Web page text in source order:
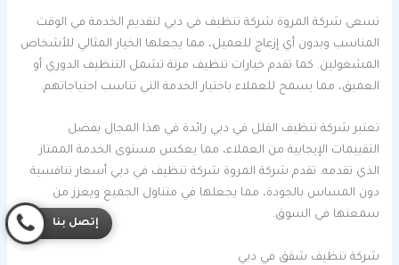
تسعى شركة المروة شركة تنظيف في دبي لتقديم الخدمة في الوقت
المناسب وبدون أي إزعاج للعميل، مما يجعلها الخيار المثالي للأشخاص
المشغولين. كما تقدم خيارات تنظيف مرنة تشمل التنظيف الدوري أو
العميق، مما يسمح للعملاء باختيار الخدمة التي تناسب احتياجاتهم.
تعتبر شركة تنظيف الفلل في دبي رائدة في هذا المجال بفضل
التقييمات الإيجابية من العملاء، مما يعكس مستوى الخدمة الممتاز
الذي تقدمه. تقدم شركة المروة شركة تنظيف في دبي أسعار تنافسية
دون المساس بالجودة، مما يجعلها في متناول الجميع ويعزز من
سمعتها في السوق.
شركة تنظيف شقق في دبي
إتصل بنا